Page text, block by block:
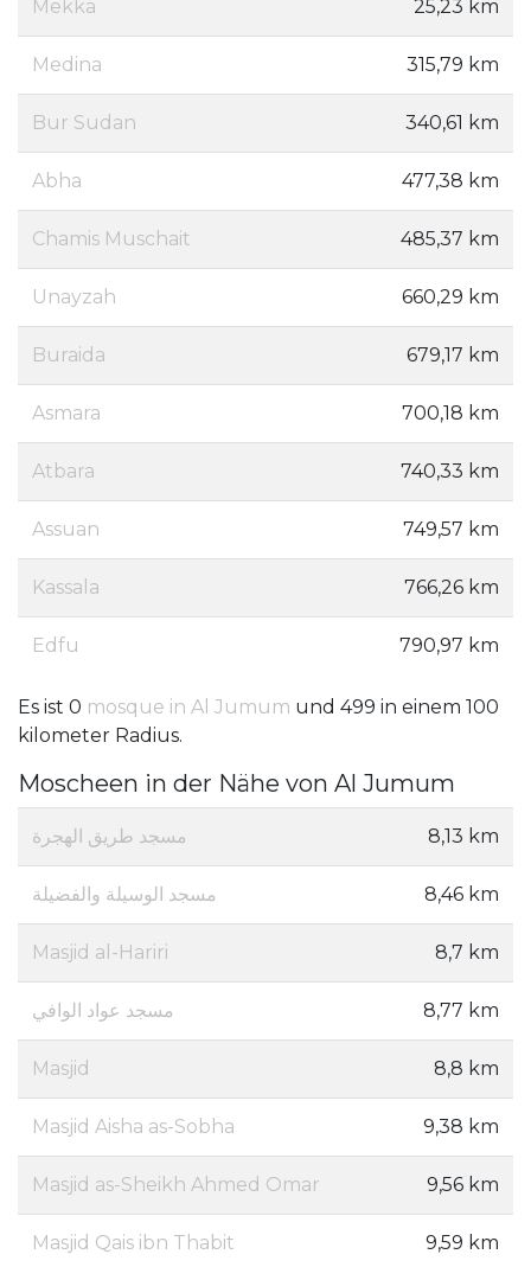
Mekka 25,23 km
Medina 315,79 km
Bur Sudan 340,61 km
Abha 477,38 km
Chamis Muschait 485,37 km
Unayzah 660,29 km
Buraida 679,17 km
Asmara 700,18 km
Atbara 740,33 km
Assuan 749,57 km
Kassala 766,26 km
Edfu 790,97 km
Es ist 0 mosque in Al Jumum und 499 in einem 100
kilometer Radius.
Moscheen in der Nähe von Al Jumum
مسجد طريق الهجرة 8,13 km
مسجد الوسيلة والفضيلة 8,46 km
Masjid al-Hariri 8,7 km
مسجد عواد الوافي 8,77 km
Masjid 8,8 km
Masjid Aisha as-Sobha 9,38 km
Masjid as-Sheikh Ahmed Omar 9,56 km
Masjid Qais ibn Thabit 9,59 km